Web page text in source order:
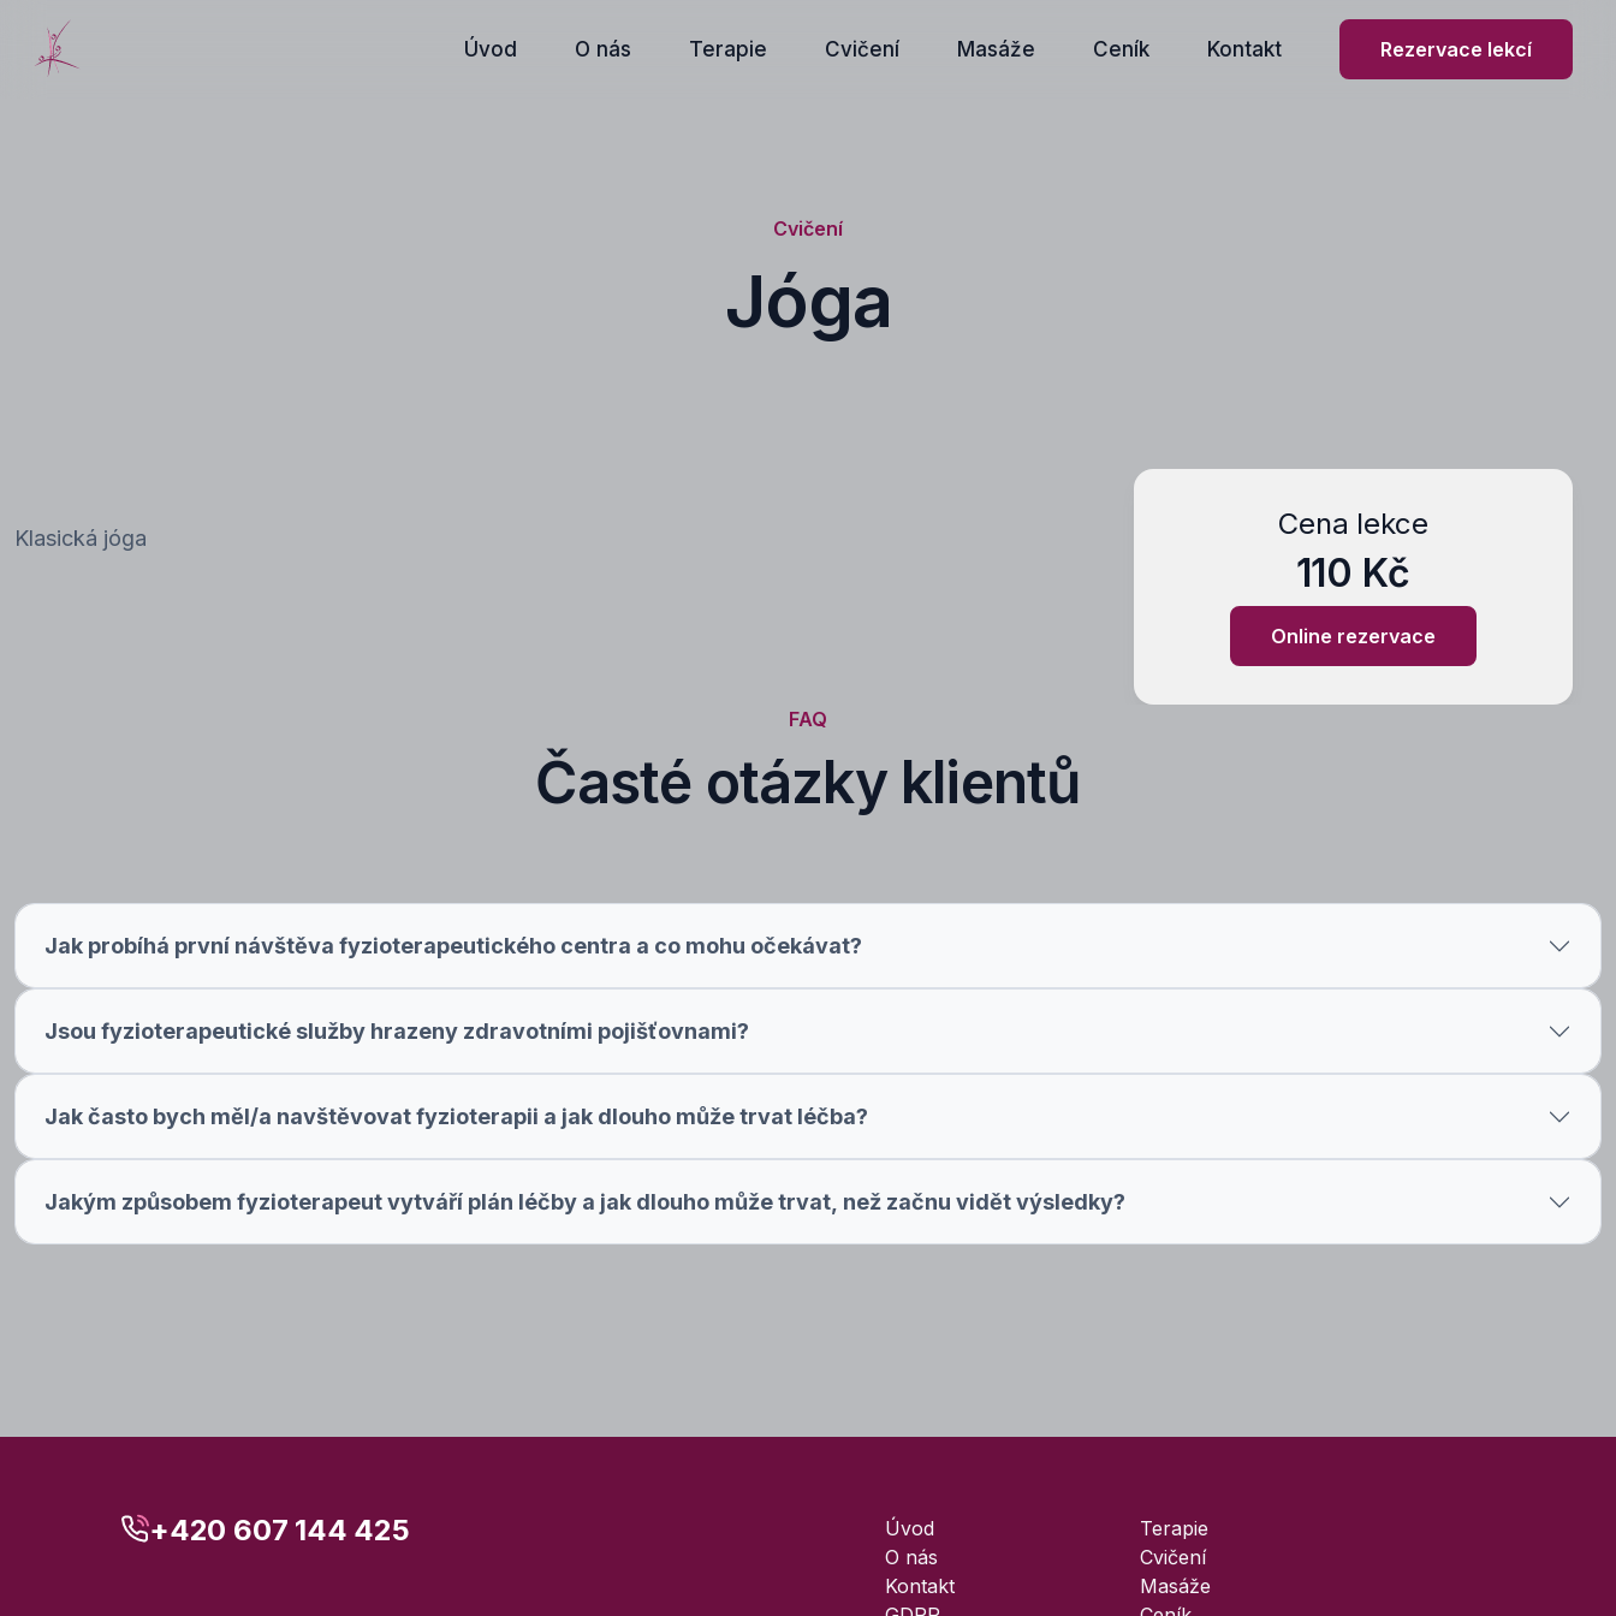
Úvod O nás Terapie Cvičení Masáže Ceník Kontakt Rezervace lekcí
Cvičení
Jóga
Klasická jóga Cena lekce
110 Kč
Online rezervace
FAQ
Časté otázky klientů
Jak probíhá první návštěva fyzioterapeutického centra a co mohu očekávat?
Jsou fyzioterapeutické služby hrazeny zdravotními pojišťovnami?
Jak často bych měl/a navštěvovat fyzioterapii a jak dlouho může trvat léčba?
Jakým způsobem fyzioterapeut vytváří plán léčby a jak dlouho může trvat, než začnu vidět výsledky?
+420 607 144 425
Úvod
O nás
Kontakt
Terapie
Cvičení
Masáže